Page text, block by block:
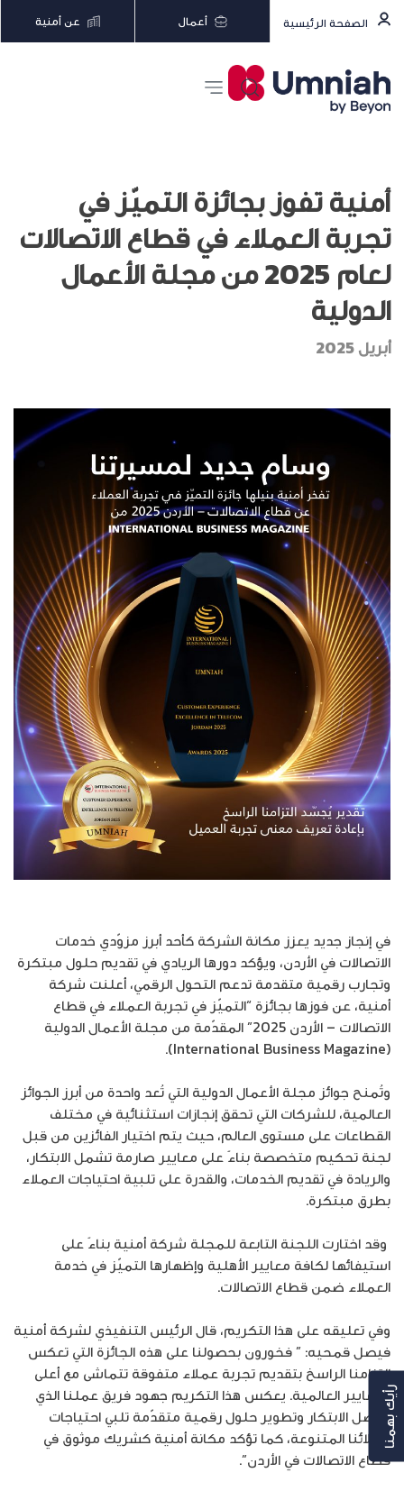
الصفحة الرئيسية أعمال عن أمنية
أمنية تفوز بجائزة التميّز في
تجربة العملاء في قطاع الاتصالات
لعام 2025 من مجلة الأعمال
الدولية
أبريل 2025
في إنجاز جديد يعزز مكانة الشركة كأحد أبرز مزوّدي خدمات
الاتصالات في الأردن، ويؤكد دورها الريادي في تقديم حلول مبتكرة
وتجارب رقمية متقدمة تدعم التحول الرقمي، أعلنت شركة
أمنية، عن فوزها بجائزة “التميّز في تجربة العملاء في قطاع
الاتصالات – الأردن 2025” المقدّمة من مجلة الأعمال الدولية
(International Business Magazine).
وتُمنح جوائز مجلة الأعمال الدولية التي تُعد واحدة من أبرز الجوائز
العالمية، للشركات التي تحقق إنجازات استثنائية في مختلف
القطاعات على مستوى العالم، حيث يتم اختيار الفائزين من قبل
لجنة تحكيم متخصصة بناءً على معايير صارمة تشمل الابتكار،
والريادة في تقديم الخدمات، والقدرة على تلبية احتياجات العملاء
بطرق مبتكرة.
وقد اختارت اللجنة التابعة للمجلة شركة أمنية بناءً على
استيفائها لكافة معايير الأهلية وإظهارها التميّز في خدمة
العملاء ضمن قطاع الاتصالات.
وفي تعليقه على هذا التكريم، قال الرئيس التنفيذي لشركة أمنية
فيصل قمحيه: ” فخورون بحصولنا على هذه الجائزة التي تعكس
التزامنا الراسخ بتقديم تجربة عملاء متفوقة تتماشى مع أعلى
المعايير العالمية. يعكس هذا التكريم جهود فريق عملنا الذي
يواصل الابتكار وتطوير حلول رقمية متقدّمة تلبي احتياجات
عملائنا المتنوعة، كما تؤكد مكانة أمنية كشريك موثوق في
قطاع الاتصالات في الأردن”.
رأيك بهمنا